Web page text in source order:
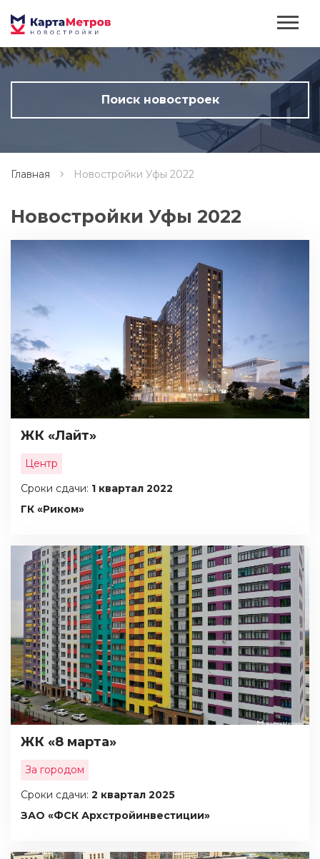
Год сдачи
Район
Показать на карте
Найти
Поиск новостроек
Главная Новостройки Уфы 2022
Новостройки Уфы 2022
ЖК «Лайт»
Центр
Сроки сдачи: 1 квартал 2022
ГК «Риком»
ЖК «8 марта»
За городом
Сроки сдачи: 2 квартал 2025
ЗАО «ФСК Архстройинвестиции»